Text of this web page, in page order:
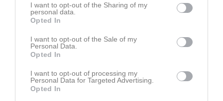
I want to opt-out of the Sharing of my
personal data.
Opted In
I want to opt-out of the Sale of my
Personal Data.
Opted In
I want to opt-out of processing my
Personal Data for Targeted Advertising.
Opted In